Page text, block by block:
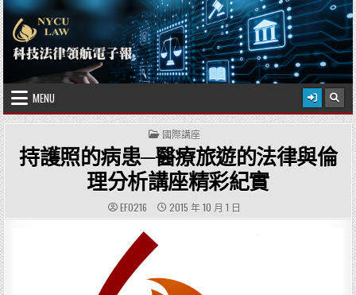
Skip to content 2026 年 8 月 9 日
國立陽明交通大學科技法律學院
MENU
POSTED IN
國際講座
持護照的病患─醫療旅遊的法律與倫
理分析講座精彩紀實
AUTHOR:
EF0216 PUBLISHED DATE:
2015 年 10 月 1 日